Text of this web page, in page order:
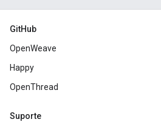
GitHub
OpenWeave
Happy
OpenThread
Suporte